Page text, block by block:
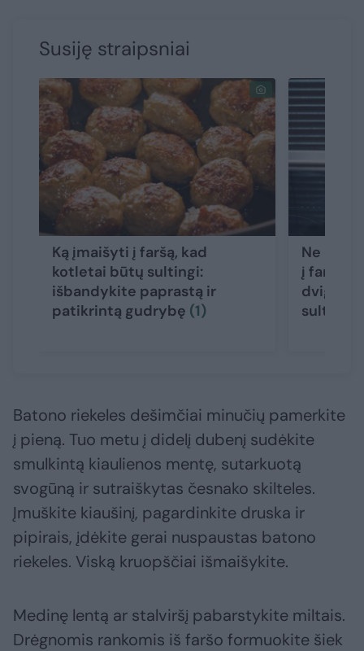
Susiję straipsniai
Ką įmaišyti į faršą, kad
kotletai būtų sultingi:
išbandykite paprastą ir
patikrintą gudrybę (1)
Ne
į faršą,
Batono riekeles dešimčiai minučių pamerkite
į pieną. Tuo metu į didelį dubenį sudėkite
smulkintą kiaulienos mentę, sutarkuotą
svogūną ir sutraiškytas česnako skilteles.
Įmuškite kiaušinį, pagardinkite druska ir
pipirais, įdėkite gerai nuspaustas batono
riekeles. Viską kruopščiai išmaišykite.
Medinę lentą ar stalviršį pabarstykite miltais.
Drėgnomis rankomis iš faršo formuokite šiek